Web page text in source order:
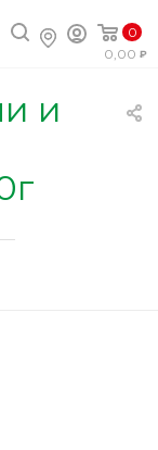
0
0,00
и
—